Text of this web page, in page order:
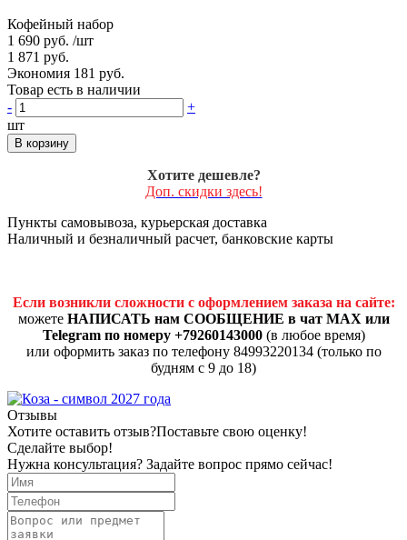
Кофейный набор
1 690 руб. /шт
1 871 руб.
Экономия 181 руб.
Товар есть в наличии
-
+
шт
В корзину
Хотите дешевле?
Доп. скидки здесь!
Пункты самовывоза, курьерская доставка
Наличный и безналичный расчет, банковские карты
Если возникли сложности с оформлением заказа на сайте:
можете НАПИСАТЬ нам СООБЩЕНИЕ в чат MAX или
Telegram по номеру +79260143000(в любое время)
или оформить заказ по телефону 84993220134 (только по
будням с 9 до 18)
Отзывы
Хотите оставить отзыв?Поставьте свою оценку!
Сделайте выбор!
Нужна консультация? Задайте вопрос прямо сейчас!